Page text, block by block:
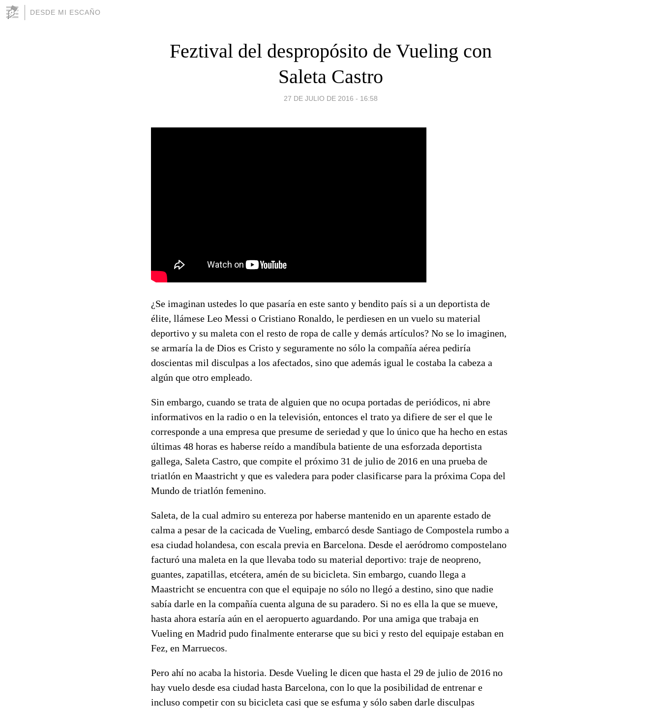
DESDE MI ESCAÑO
Feztival del despropósito de Vueling con
Saleta Castro
27 DE JULIO DE 2016 - 16:58
¿Se imaginan ustedes lo que pasaría en este santo y bendito país si a un deportista de
élite, llámese Leo Messi o Cristiano Ronaldo, le perdiesen en un vuelo su material
deportivo y su maleta con el resto de ropa de calle y demás artículos? No se lo imaginen,
se armaría la de Dios es Cristo y seguramente no sólo la compañía aérea pediría
doscientas mil disculpas a los afectados, sino que además igual le costaba la cabeza a
algún que otro empleado.
Sin embargo, cuando se trata de alguien que no ocupa portadas de periódicos, ni abre
informativos en la radio o en la televisión, entonces el trato ya difiere de ser el que le
corresponde a una empresa que presume de seriedad y que lo único que ha hecho en estas
últimas 48 horas es haberse reído a mandíbula batiente de una esforzada deportista
gallega, Saleta Castro, que compite el próximo 31 de julio de 2016 en una prueba de
triatlón en Maastricht y que es valedera para poder clasificarse para la próxima Copa del
Mundo de triatlón femenino.
Saleta, de la cual admiro su entereza por haberse mantenido en un aparente estado de
calma a pesar de la cacicada de Vueling, embarcó desde Santiago de Compostela rumbo a
esa ciudad holandesa, con escala previa en Barcelona. Desde el aeródromo compostelano
facturó una maleta en la que llevaba todo su material deportivo: traje de neopreno,
guantes, zapatillas, etcétera, amén de su bicicleta. Sin embargo, cuando llega a
Maastricht se encuentra con que el equipaje no sólo no llegó a destino, sino que nadie
sabía darle en la compañía cuenta alguna de su paradero. Si no es ella la que se mueve,
hasta ahora estaría aún en el aeropuerto aguardando. Por una amiga que trabaja en
Vueling en Madrid pudo finalmente enterarse que su bici y resto del equipaje estaban en
Fez, en Marruecos.
Pero ahí no acaba la historia. Desde Vueling le dicen que hasta el 29 de julio de 2016 no
hay vuelo desde esa ciudad hasta Barcelona, con lo que la posibilidad de entrenar e
incluso competir con su bicicleta casi que se esfuma y sólo saben darle disculpas